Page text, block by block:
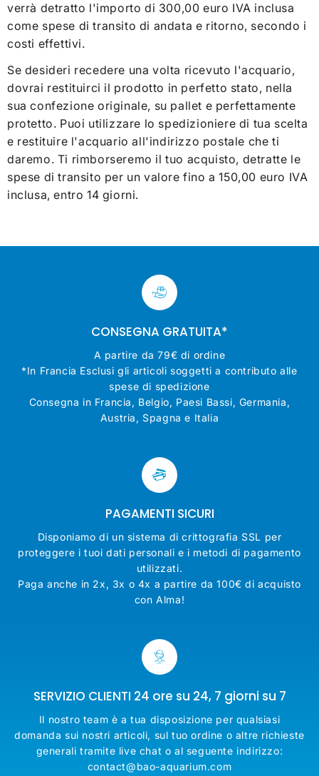
verrà detratto l'importo di 300,00 euro IVA inclusa
come spese di transito di andata e ritorno, secondo i
costi effettivi.
Se desideri recedere una volta ricevuto l'acquario,
dovrai restituirci il prodotto in perfetto stato, nella
sua confezione originale, su pallet e perfettamente
protetto. Puoi utilizzare lo spedizioniere di tua scelta
e restituire l'acquario all'indirizzo postale che ti
daremo. Ti rimborseremo il tuo acquisto, detratte le
spese di transito per un valore fino a 150,00 euro IVA
inclusa, entro 14 giorni.
CONSEGNA GRATUITA*
A partire da 79€ di ordine
*In Francia Esclusi gli articoli soggetti a contributo alle
spese di spedizione
Consegna in Francia, Belgio, Paesi Bassi, Germania,
Austria, Spagna e Italia
PAGAMENTI SICURI
Disponiamo di un sistema di crittografia SSL per
proteggere i tuoi dati personali e i metodi di pagamento
utilizzati.
Paga anche in 2x, 3x o 4x a partire da 100€ di acquisto
con Alma!
SERVIZIO CLIENTI 24 ore su 24, 7 giorni su 7
Il nostro team è a tua disposizione per qualsiasi
domanda sui nostri articoli, sul tuo ordine o altre richieste
generali tramite live chat o al seguente indirizzo:
contact@bao-aquarium.com